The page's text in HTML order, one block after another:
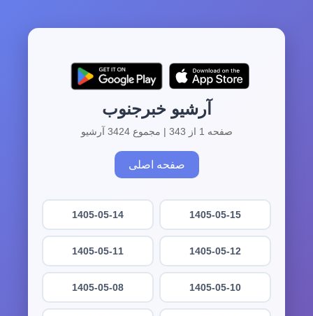
آرشیو خبرجنوب
صفحه 1 از 343 | مجموع 3424 آرشیو
صفحه اصلی
1405-05-15
1405-05-14
1405-05-12
1405-05-11
1405-05-10
1405-05-08